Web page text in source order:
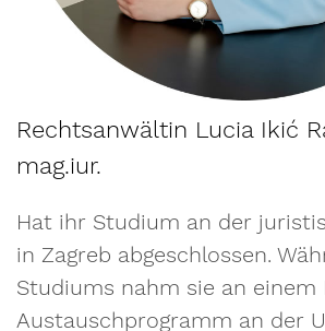
Rechtsanwältin Lucia Ikić
mag.iur.
Hat ihr Studium an der
in Zagreb abgeschlossen.
Studiums nahm sie an einem
Austauschprogramm an der